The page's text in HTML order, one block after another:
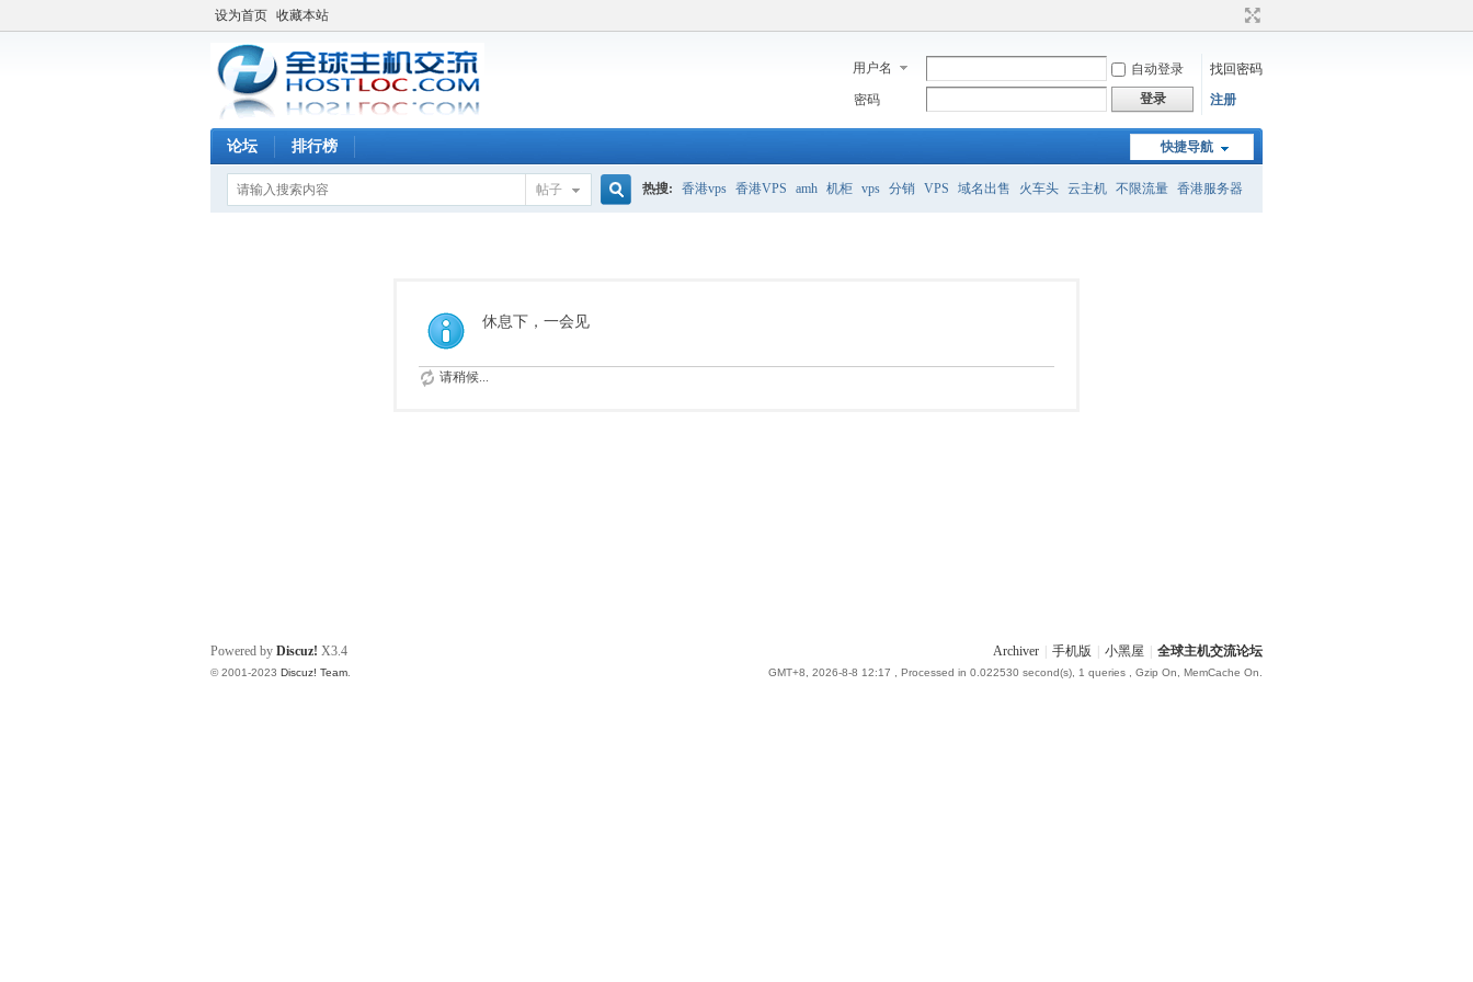
设为首页 收藏本站
用户名 自动登录
找回密码
密码
登录 注册
快捷导航
论坛 排行榜
帖子 热搜: 香港vps 香港VPS amh 机柜 vps 分销 VPS 域名出售 火车头 云主机 不限流量 香港服务器
休息下，一会见
请稍候...
Archiver 手机版 小黑屋 全球主机交流论坛
GMT+8, 2026-8-8 12:17 , Processed in 0.022530 second(s), 1 queries , Gzip On, MemCache On.
Powered by Discuz! X3.4
© 2001-2023 Discuz! Team